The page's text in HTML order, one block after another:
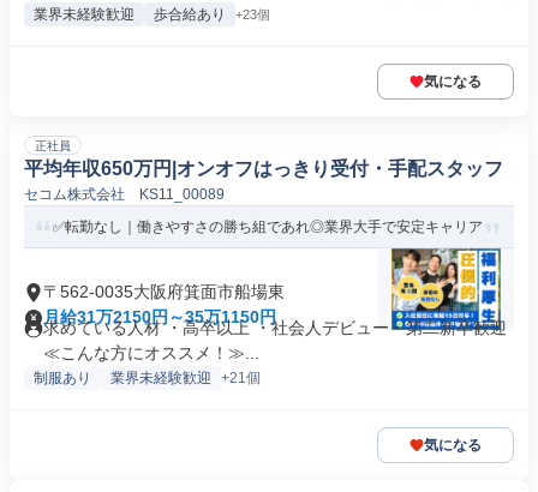
業界未経験歓迎 歩合給あり +23個
気になる
正社員
平均年収650万円|オンオフはっきり受付・手配スタッフ
セコム株式会社 KS11_00089
✅転勤なし｜働きやすさの勝ち組であれ◎業界大手で安定キャリア
〒562-0035大阪府箕面市船場東
月給31万2150円～35万1150円
求めている人材 ・高卒以上 ・社会人デビュー・第二新卒歓迎
≪こんな方にオススメ！≫...
制服あり 業界未経験歓迎 +21個
気になる